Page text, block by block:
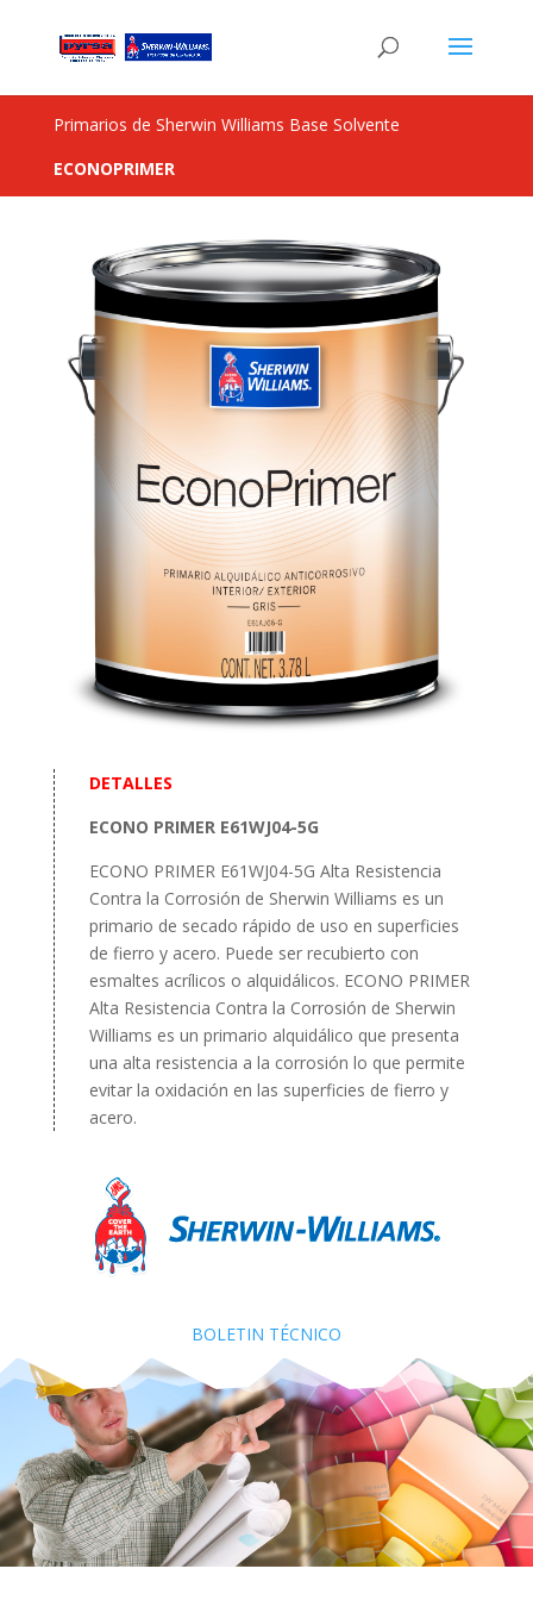
Primarios de Sherwin Williams Base Solvente
ECONO­PRIMER
DETALLES
ECONO PRIMER E61WJ04-5G
ECONO PRIMER E61WJ04-5G Alta Resistencia
Contra la Corrosión de Sherwin Williams es un
primario de secado rápido de uso en superficies
de fierro y acero. Puede ser recubierto con
esmaltes acrílicos o alquidálicos. ECONO PRIMER
Alta Resistencia Contra la Corrosión de Sherwin
Williams es un primario alquidálico que presenta
una alta resistencia a la corrosión lo que permite
evitar la oxidación en las superficies de fierro y
acero.
BOLETIN TÉCNICO